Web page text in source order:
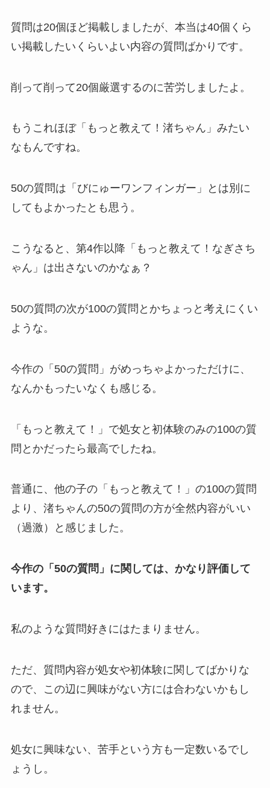
質問は20個ほど掲載しましたが、本当は40個くら
い掲載したいくらいよい内容の質問ばかりです。
削って削って20個厳選するのに苦労しましたよ。
もうこれほぼ「もっと教えて！渚ちゃん」みたい
なもんですね。
50の質問は「びにゅーワンフィンガー」とは別に
してもよかったとも思う。
こうなると、第4作以降「もっと教えて！なぎさち
ゃん」は出さないのかなぁ？
50の質問の次が100の質問とかちょっと考えにくい
ような。
今作の「50の質問」がめっちゃよかっただけに、
なんかもったいなくも感じる。
「もっと教えて！」で処女と初体験のみの100の質
問とかだったら最高でしたね。
普通に、他の子の「もっと教えて！」の100の質問
より、渚ちゃんの50の質問の方が全然内容がいい
（過激）と感じました。
今作の「50の質問」に関しては、かなり評価して
います。
私のような質問好きにはたまりません。
ただ、質問内容が処女や初体験に関してばかりな
ので、この辺に興味がない方には合わないかもし
れません。
処女に興味ない、苦手という方も一定数いるでし
ょうし。